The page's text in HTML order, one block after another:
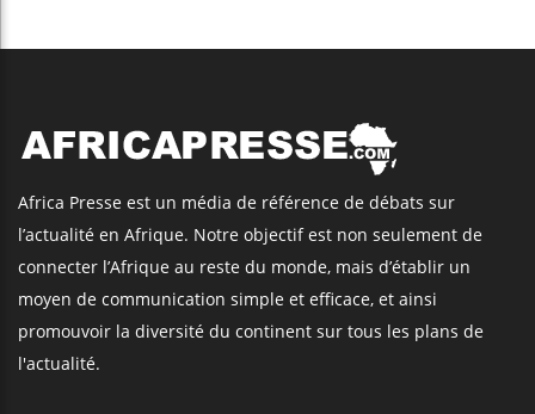
Africa Presse est un média de référence de débats sur
l’actualité en Afrique. Notre objectif est non seulement de
connecter l’Afrique au reste du monde, mais d’établir un
moyen de communication simple et efficace, et ainsi
promouvoir la diversité du continent sur tous les plans de
l'actualité.